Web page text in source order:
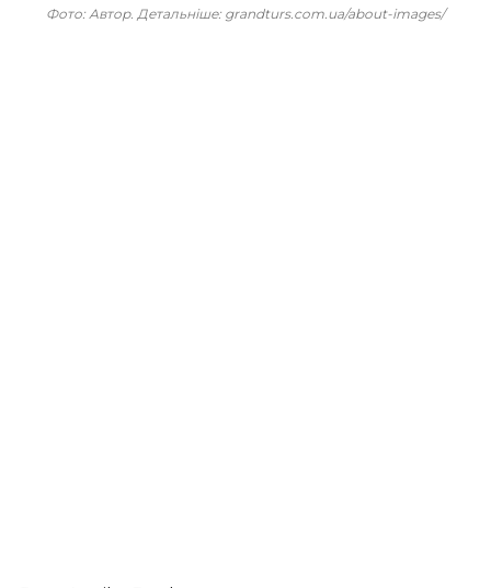
Фото: Автор. Детальніше: grandturs.com.ua/about-images/